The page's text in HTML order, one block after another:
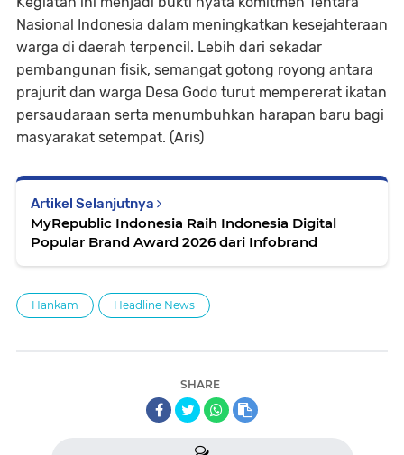
Nasional Indonesia dalam meningkatkan kesejahteraan
warga di daerah terpencil. Lebih dari sekadar
pembangunan fisik, semangat gotong royong antara
prajurit dan warga Desa Godo turut mempererat ikatan
persaudaraan serta menumbuhkan harapan baru bagi
masyarakat setempat. (Aris)
Artikel Selanjutnya
MyRepublic Indonesia Raih Indonesia Digital
Popular Brand Award 2026 dari Infobrand
Hankam Headline News
SHARE